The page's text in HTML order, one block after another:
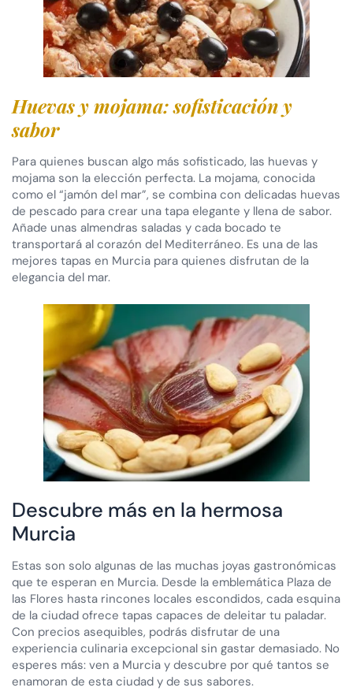
Huevas y mojama: sofisticación y
sabor
Para quienes buscan algo más sofisticado, las huevas y
mojama son la elección perfecta. La mojama, conocida
como el “jamón del mar”, se combina con delicadas huevas
de pescado para crear una tapa elegante y llena de sabor.
Añade unas almendras saladas y cada bocado te
transportará al corazón del Mediterráneo. Es una de las
mejores tapas en Murcia para quienes disfrutan de la
elegancia del mar.
Descubre más en la hermosa
Murcia
Estas son solo algunas de las muchas joyas gastronómicas
que te esperan en Murcia. Desde la emblemática Plaza de
las Flores hasta rincones locales escondidos, cada esquina
de la ciudad ofrece tapas capaces de deleitar tu paladar.
Con precios asequibles, podrás disfrutar de una
experiencia culinaria excepcional sin gastar demasiado. No
esperes más: ven a Murcia y descubre por qué tantos se
enamoran de esta ciudad y de sus sabores.